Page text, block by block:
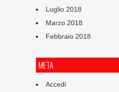
Luglio 2018
Marzo 2018
Febbraio 2018
META
Accedi